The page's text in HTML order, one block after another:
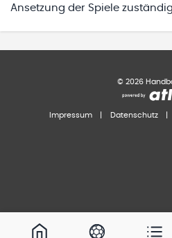
Ansetzung der Spiele
© 2026
Impressum Datenschutz